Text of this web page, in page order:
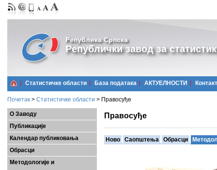
Република Српска
Републички завод за
Статистичке области Базa података АКТУЕЛНОСТИ Контакт
Почетак > Статистичке области > Правосуђе
О Заводу
Публикације
Календар публиковања
Обрасци
Методологије и
Правосуђе
Ново Саопштења Обрасци